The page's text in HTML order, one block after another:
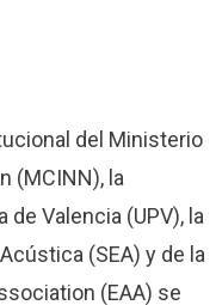
del Ministerio
(MCINN), la
Valencia (UPV), la
(SEA) y de la
(EAA) se